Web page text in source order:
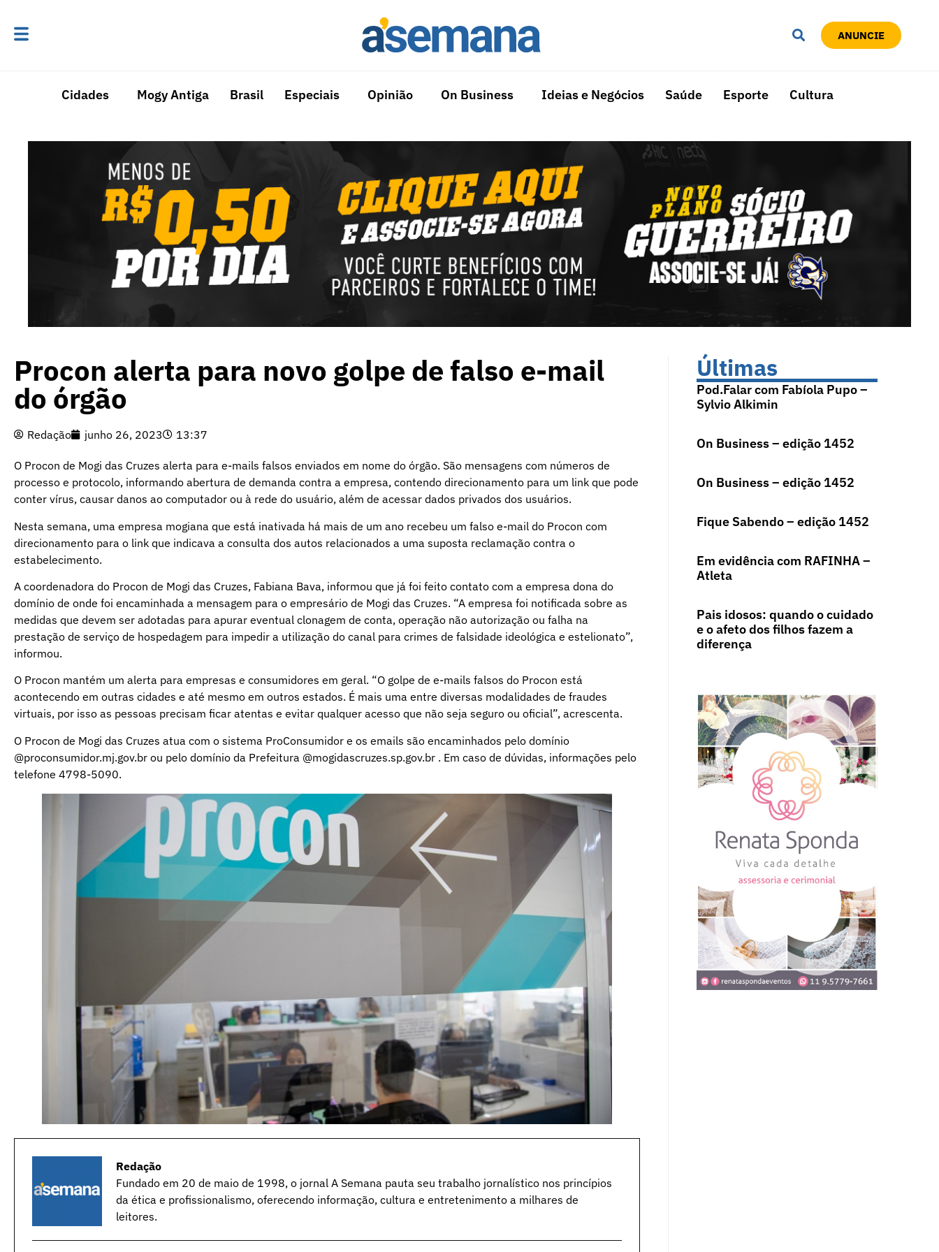
ANUNCIE
Cidades Mogy Antiga Brasil Especiais Opinião On Business Ideias e Negócios Saúde Esporte Cultura
Procon alerta para novo golpe de falso e-mail
do órgão
Redação junho 26, 2023 13:37
O Procon de Mogi das Cruzes alerta para e-mails falsos enviados em nome do órgão. São mensagens com números de
processo e protocolo, informando abertura de demanda contra a empresa, contendo direcionamento para um link que pode
conter vírus, causar danos ao computador ou à rede do usuário, além de acessar dados privados dos usuários.
Nesta semana, uma empresa mogiana que está inativada há mais de um ano recebeu um falso e-mail do Procon com
direcionamento para o link que indicava a consulta dos autos relacionados a uma suposta reclamação contra o
estabelecimento.
A coordenadora do Procon de Mogi das Cruzes, Fabiana Bava, informou que já foi feito contato com a empresa dona do
domínio de onde foi encaminhada a mensagem para o empresário de Mogi das Cruzes. “A empresa foi notificada sobre as
medidas que devem ser adotadas para apurar eventual clonagem de conta, operação não autorização ou falha na
prestação de serviço de hospedagem para impedir a utilização do canal para crimes de falsidade ideológica e estelionato”,
informou.
O Procon mantém um alerta para empresas e consumidores em geral. “O golpe de e-mails falsos do Procon está
acontecendo em outras cidades e até mesmo em outros estados. É mais uma entre diversas modalidades de fraudes
virtuais, por isso as pessoas precisam ficar atentas e evitar qualquer acesso que não seja seguro ou oficial”, acrescenta.
O Procon de Mogi das Cruzes atua com o sistema ProConsumidor e os emails são encaminhados pelo domínio
@proconsumidor.mj.gov.br ou pelo domínio da Prefeitura @mogidascruzes.sp.gov.br . Em caso de dúvidas, informações pelo
telefone 4798-5090.
Redação
Fundado em 20 de maio de 1998, o jornal A Semana pauta seu trabalho jornalístico nos princípios
da ética e profissionalismo, oferecendo informação, cultura e entretenimento a milhares de
leitores.
Últimas
Pod.Falar com Fabíola Pupo –
Sylvio Alkimin
On Business – edição 1452
On Business – edição 1452
Fique Sabendo – edição 1452
Em evidência com RAFINHA –
Atleta
Pais idosos: quando o cuidado
e o afeto dos filhos fazem a
diferença